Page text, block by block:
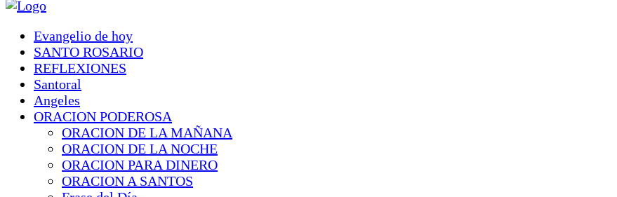
Evangelio de hoy
SANTO ROSARIO
REFLEXIONES
Santoral
Angeles
ORACION PODEROSA
ORACION DE LA MAÑANA
ORACION DE LA NOCHE
ORACION PARA DINERO
ORACION A SANTOS